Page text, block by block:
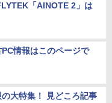
「AINOTE 2」は
情報はこのページで
大特集！ 見どころ記事